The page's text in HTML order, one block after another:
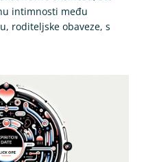
intimnosti među
roditeljske obaveze, s